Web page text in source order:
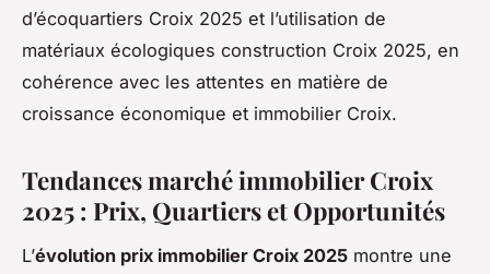
d’écoquartiers Croix 2025 et l’utilisation de
matériaux écologiques construction Croix 2025, en
cohérence avec les attentes en matière de
croissance économique et immobilier Croix.
Tendances marché immobilier Croix
2025 : Prix, Quartiers et Opportunités
L’évolution prix immobilier Croix 2025 montre une